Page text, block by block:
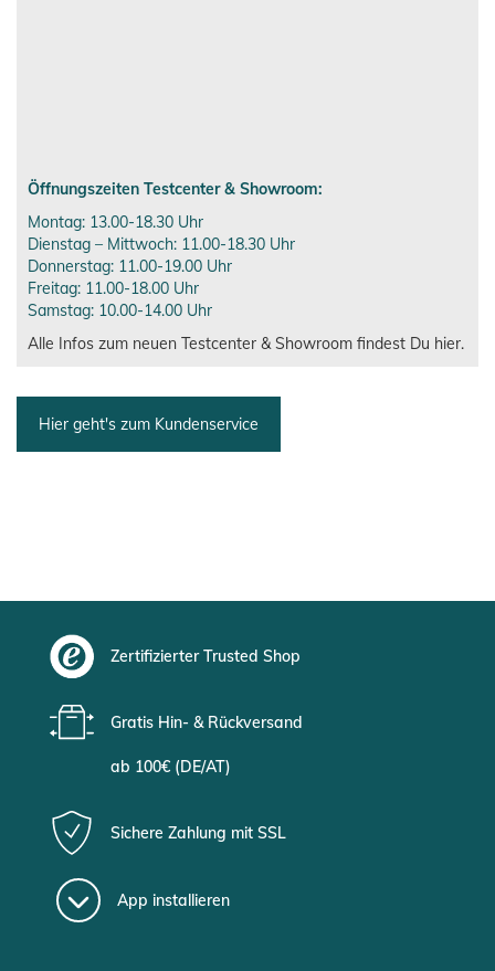
Öffnungszeiten Testcenter & Showroom:
Montag: 13.00-18.30 Uhr
Dienstag – Mittwoch: 11.00-18.30 Uhr
Donnerstag: 11.00-19.00 Uhr
Freitag: 11.00-18.00 Uhr
Samstag: 10.00-14.00 Uhr
Alle Infos zum neuen Testcenter & Showroom findest Du hier.
Hier geht's zum Kundenservice
Zertifizierter Trusted Shop
Gratis Hin- & Rückversand
ab 100€ (DE/AT)
Sichere Zahlung mit SSL
App installieren